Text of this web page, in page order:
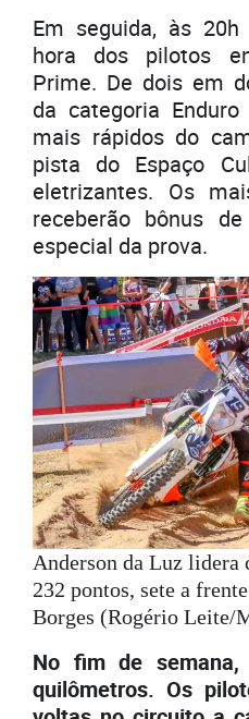
Em seguida, às
hora dos pilotos
Prime. De dois em
da categoria
mais rápidos do
pista do Espaço
eletrizantes. Os
receberão bônus
especial da prova.
Anderson da Luz lidera
232 pontos, sete a
Borges (Rogério Leite/
No fim de
quilômetros. Os